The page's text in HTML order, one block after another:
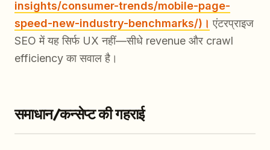
insights/consumer-trends/mobile-page-
speed-new-industry-benchmarks/)। एंटरप्राइज
SEO में यह सिर्फ UX नहीं—सीधे revenue और crawl
efficiency का सवाल है।
समाधान/कन्सेप्ट की गहराई